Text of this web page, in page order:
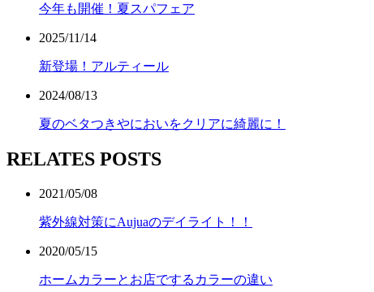
今年も開催！夏スパフェア
2025/11/14
新登場！アルティール
2024/08/13
夏のベタつきやにおいをクリアに綺麗に！
RELATES POSTS
2021/05/08
紫外線対策にAujuaのデイライト！！
2020/05/15
ホームカラーとお店でするカラーの違い